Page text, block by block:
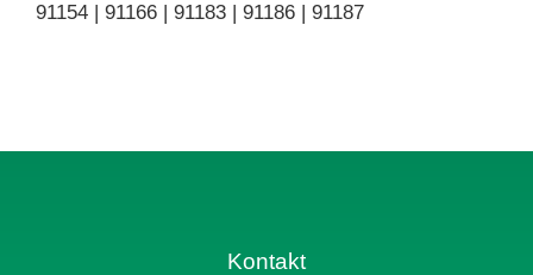
91154 | 91166 | 91183 | 91186 | 91187
Kontakt